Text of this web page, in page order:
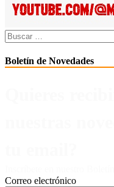
Buscar:
Boletín de Novedades
Correo electrónico